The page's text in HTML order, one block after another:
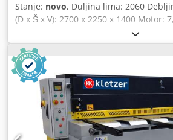
Stanje: novo, Duljina lima: 2060
(D x Š x V): 2700 x 2250 x 1400 Motor:
Standardni pribor: NC upravljanje
motorizirani stražnji mjerač s hodom
linije sjene 1 graničnik s valjkom 2
potporna ruka za lim (za modele 1106,
za prste Valjkasti transporter s
podešavanje razmaka noža sprijeda
rezova Prijenosna nožna papučica s
zaustavljanje u nuždi Svjetlosna
zaštitnim štitnicima Chodpfx